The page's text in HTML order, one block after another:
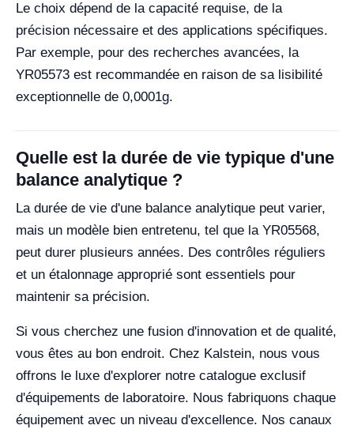
Le choix dépend de la capacité requise, de la
précision nécessaire et des applications spécifiques.
Par exemple, pour des recherches avancées, la
YR05573 est recommandée en raison de sa lisibilité
exceptionnelle de 0,0001g.
Quelle est la durée de vie typique d'une
balance analytique ?
La durée de vie d'une balance analytique peut varier,
mais un modèle bien entretenu, tel que la YR05568,
peut durer plusieurs années. Des contrôles réguliers
et un étalonnage approprié sont essentiels pour
maintenir sa précision.
Si vous cherchez une fusion d'innovation et de qualité,
vous êtes au bon endroit. Chez Kalstein, nous vous
offrons le luxe d'explorer notre catalogue exclusif
d'équipements de laboratoire. Nous fabriquons chaque
équipement avec un niveau d'excellence. Nos canaux